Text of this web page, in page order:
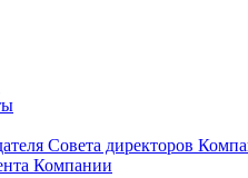
Совета директоров
Компании